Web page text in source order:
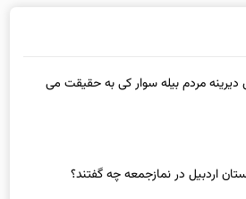
مردم بیله سوار کی به حقیقت می